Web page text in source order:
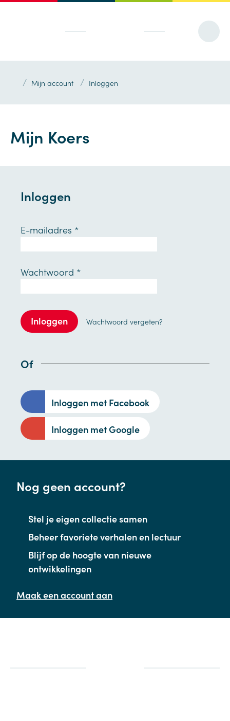
/ Mijn account / Inloggen
Mijn Koers
Inloggen
E-mailadres *
Wachtwoord *
Inloggen Wachtwoord vergeten?
Of
Inloggen met Facebook
Inloggen met Google
Nog geen account?
Stel je eigen collectie samen
Beheer favoriete verhalen en lectuur
Blijf op de hoogte van nieuwe
ontwikkelingen
Maak een account aan